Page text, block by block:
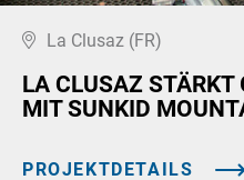
La Clusaz (FR)
LA CLUSAZ
MIT SUNKID
PROJEKTDETAILS